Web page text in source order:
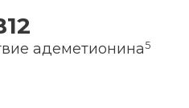
адеметионина5